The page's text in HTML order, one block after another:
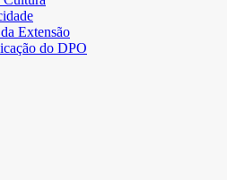
Extensão
do DPO